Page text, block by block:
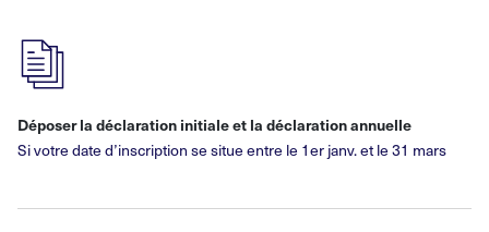
Déposer la déclaration initiale et la déclaration annuelle
Si votre date d’inscription se situe entre le 1er janv. et le 31 mars